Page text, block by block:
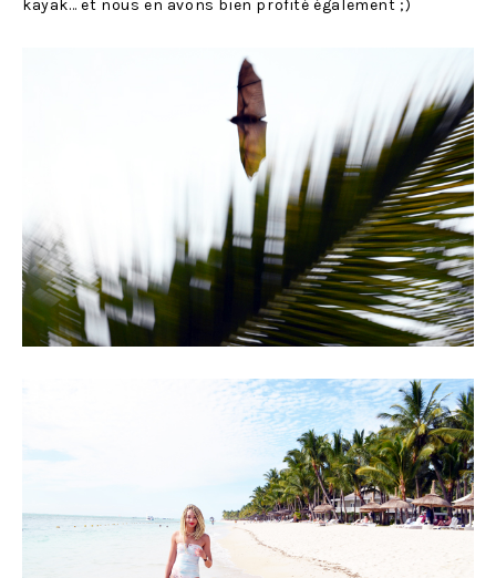
kayak… et nous en avons bien profité également ;)